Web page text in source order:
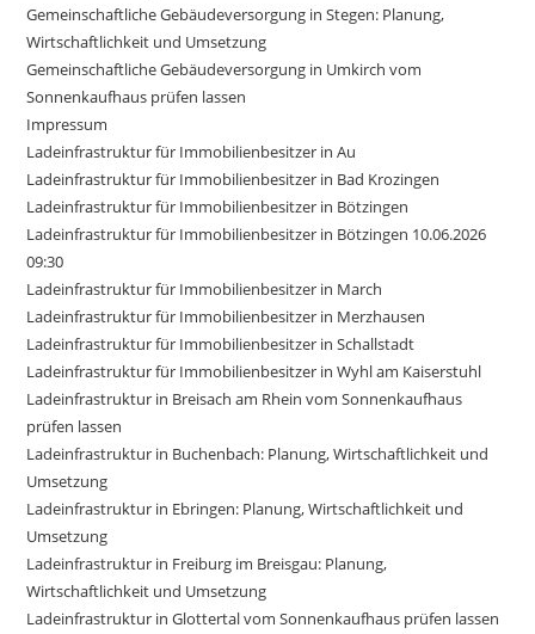
Gemeinschaftliche Gebäudeversorgung in Stegen: Planung,
Wirtschaftlichkeit und Umsetzung
Gemeinschaftliche Gebäudeversorgung in Umkirch vom
Sonnenkaufhaus prüfen lassen
Impressum
Ladeinfrastruktur für Immobilienbesitzer in Au
Ladeinfrastruktur für Immobilienbesitzer in Bad Krozingen
Ladeinfrastruktur für Immobilienbesitzer in Bötzingen
Ladeinfrastruktur für Immobilienbesitzer in Bötzingen 10.06.2026
09:30
Ladeinfrastruktur für Immobilienbesitzer in March
Ladeinfrastruktur für Immobilienbesitzer in Merzhausen
Ladeinfrastruktur für Immobilienbesitzer in Schallstadt
Ladeinfrastruktur für Immobilienbesitzer in Wyhl am Kaiserstuhl
Ladeinfrastruktur in Breisach am Rhein vom Sonnenkaufhaus
prüfen lassen
Ladeinfrastruktur in Buchenbach: Planung, Wirtschaftlichkeit und
Umsetzung
Ladeinfrastruktur in Ebringen: Planung, Wirtschaftlichkeit und
Umsetzung
Ladeinfrastruktur in Freiburg im Breisgau: Planung,
Wirtschaftlichkeit und Umsetzung
Ladeinfrastruktur in Glottertal vom Sonnenkaufhaus prüfen lassen